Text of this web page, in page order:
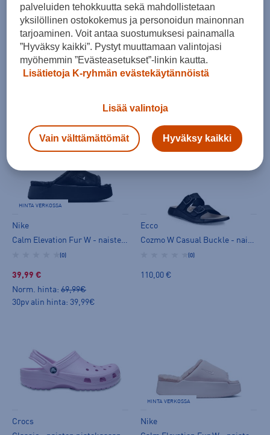
29,99 €
Norm. hinta:34,90€
30pv alin hinta: 29,99€
Crocs
(7)
39,99 €
30pv alin hinta: 34,99€
HINTA VERKOSSA
Nike
Calm Elevation Fur W - naisten pistokassandaalit
(0)
39,99 €
Norm. hinta: 69,99€
30pv alin hinta: 39,99€
Ecco
Cozmo W Casual Buckle - naisten pistokassandaalit
(0)
110,00 €
Crocs
HINTA VERKOSSA
Nike
palveluiden tehokkuutta sekä mahdollistetaan
yksilöllinen ostokokemus ja personoidun mainonnan
tarjoaminen. Voit antaa suostumuksesi painamalla
”Hyväksy kaikki”. Pystyt muuttamaan valintojasi
myöhemmin ”Evästeasetukset”-linkin kautta.
Lisätietoja K-ryhmän evästekäytännöistä
Lisää valintoja
Vain välttämättömät Hyväksy kaikki